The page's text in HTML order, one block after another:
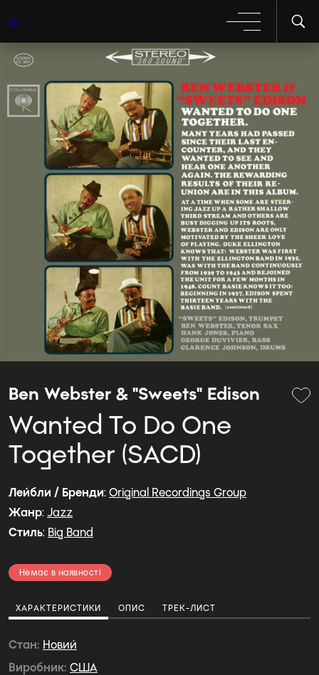
Ben Webster & "Sweets" Edison
Wanted To Do One
Together (SACD)
Лейбли / Бренди: Original Recordings Group
Жанр: Jazz
Стиль: Big Band
Немає в наявності
ХАРАКТЕРИСТИКИ ОПИС ТРЕК-ЛИСТ
Стан Новий
Виробник США